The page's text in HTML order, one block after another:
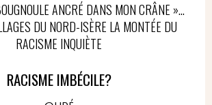
ANCRÉ DANS MON CRÂNE »…
DU NORD-ISÈRE LA MONTÉE DU
RACISME INQUIÈTE
RACISME IMBÉCILE?